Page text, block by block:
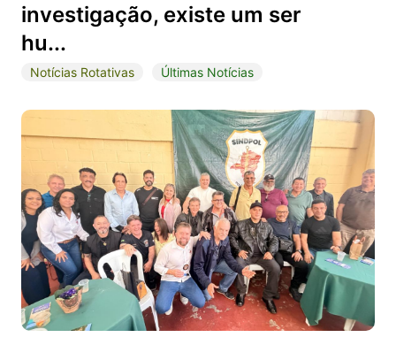
investigação, existe um ser
hu...
Notícias Rotativas Últimas Notícias